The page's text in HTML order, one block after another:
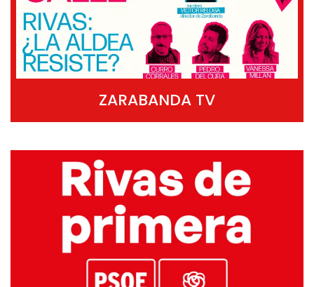
ZARABANDA TV